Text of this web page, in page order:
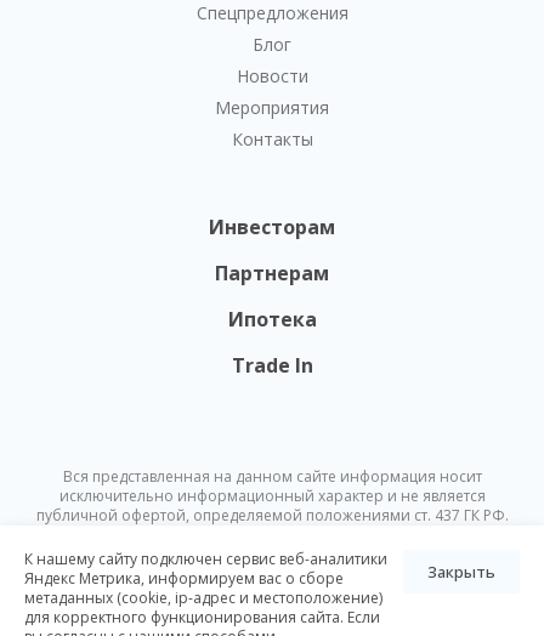
Спецпредложения
Блог
Новости
Мероприятия
Контакты
Инвесторам
Партнерам
Ипотека
Trade In
Вся представленная на данном сайте информация носит
исключительно информационный характер и не является
публичной офертой, определяемой положениями ст. 437 ГК РФ.
изменена в любое время без предварительного уведомления.
© Nikoliers 2026
Положение об обработке персональных данных
К нашему сайту подключен сервис веб-аналитики
Яндекс Метрика, информируем вас о сборе
метаданных (cookie, ip-адрес и местоположение)
для корректного функционирования сайта. Если
Закрыть